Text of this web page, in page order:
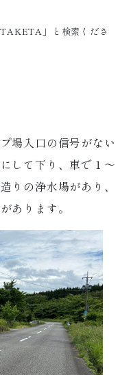
」と検索くださ
場入口の信号がない
して下り、車で１～
りの浄水場があり、
あります。